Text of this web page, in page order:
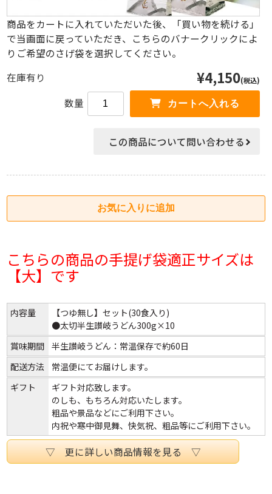
商品をカートに入れていただいた後、「買い物を続ける」
で当画面に戻っていただき、こちらのバナークリックによ
りご希望のさげ袋を選択してください。
在庫有り
¥4,150(税込)
数量
この商品について問い合わせる
こちらの商品の手提げ袋適正サイズは
【大】です
内容量
【つゆ無し】セット(30食入り)
●太切半生讃岐うどん300g×10
賞味期間 半生讃岐うどん：常温保存で約60日
配送方法
常温便にてお届けします。
ギフト
ギフト対応致します。
のしも、もちろん対応いたします。
粗品や景品などにご利用下さい。
内祝や寒中御見舞、快気祝、粗品等にご利用下さい。
▽ 更に詳しい商品情報を見る ▽